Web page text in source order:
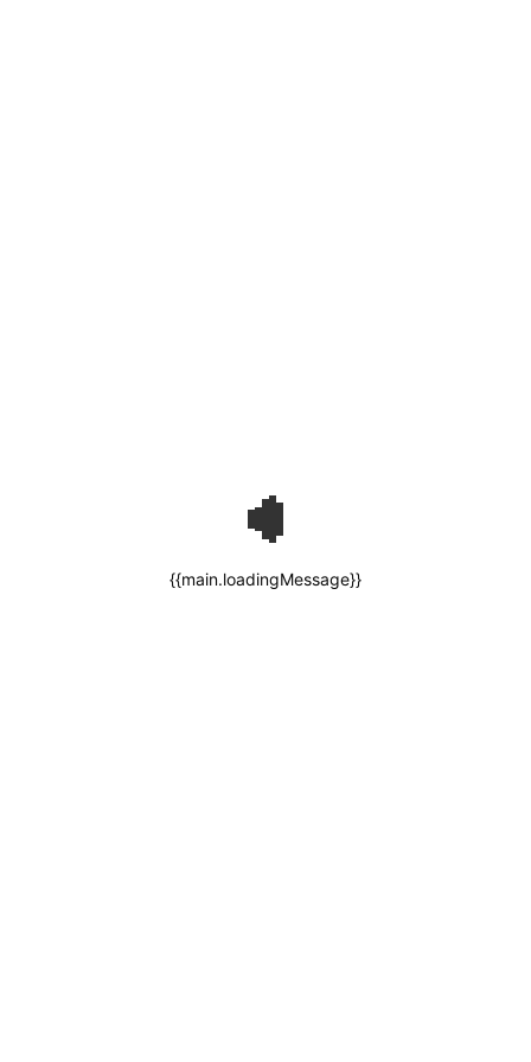
{{main.loadingMessage}}